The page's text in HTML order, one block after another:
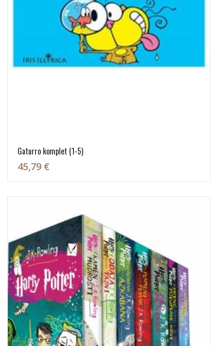
Gaturro komplet (1-5)
45,79 €